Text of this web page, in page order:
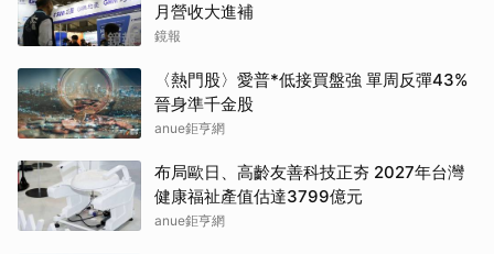
月營收大進補
鏡報
〈熱門股〉愛普*低接買盤強 單周反彈43%
晉身準千金股
anue鉅亨網
布局歐日、高齡友善科技正夯 2027年台灣
健康福祉產值估達3799億元
anue鉅亨網